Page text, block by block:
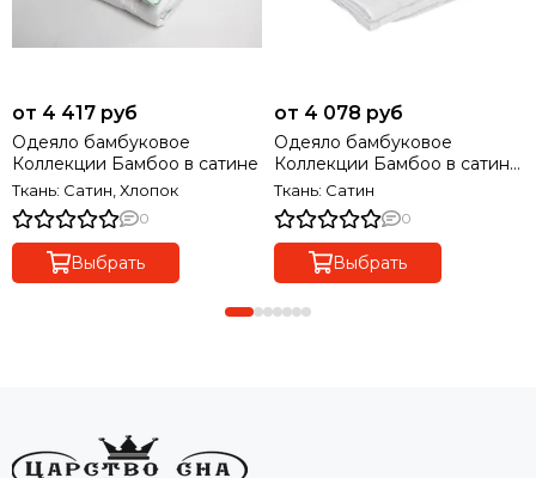
от 4 417 руб
Одеяло бамбуковое
Коллекции Бамбоо в сатине
Ткань: Сатин, Хлопок
0
Выбрать
от 4 078 руб
Одеяло бамбуковое
Коллекции Бамбоо в сатине
легкое
Ткань: Сатин
0
Выбрать